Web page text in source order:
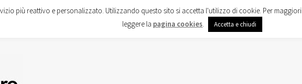
più reattivo e personalizzato. Utilizzando questo sito si accetta l'utilizzo di cookie. Per
leggere la pagina cookies. Accetta e chiudi